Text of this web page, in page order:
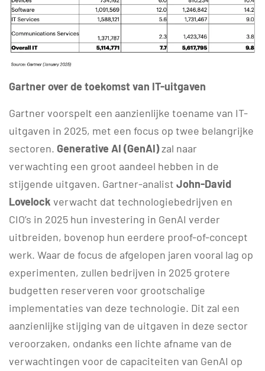
Gartner over de toekomst van IT-uitgaven
Gartner voorspelt een aanzienlijke toename van IT-
uitgaven in 2025, met een focus op twee belangrijke
sectoren. Generative AI (GenAI)zal naar
verwachting een groot aandeel hebben in de
stijgende uitgaven. Gartner-analist John-David
Lovelock verwacht dat technologiebedrijven en
CIO’s in 2025 hun investering in GenAI verder
uitbreiden, bovenop hun eerdere proof-of-concept
werk. Waar de focus de afgelopen jaren vooral lag op
experimenten, zullen bedrijven in 2025 grotere
budgetten reserveren voor grootschalige
implementaties van deze technologie. Dit zal een
aanzienlijke stijging van de uitgaven in deze sector
veroorzaken, ondanks een lichte afname van de
verwachtingen voor de capaciteiten van GenAI op